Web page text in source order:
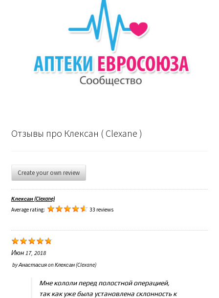
Отзывы про Клексан ( Clexane )
Create your own review
Клексан (Clexane)
Average rating:
33 reviews
Июн 17, 2018
byАнастасияonКлексан (Clexane)
Мне кололи перед полостной операцией,
так как уже была установлена склонность к